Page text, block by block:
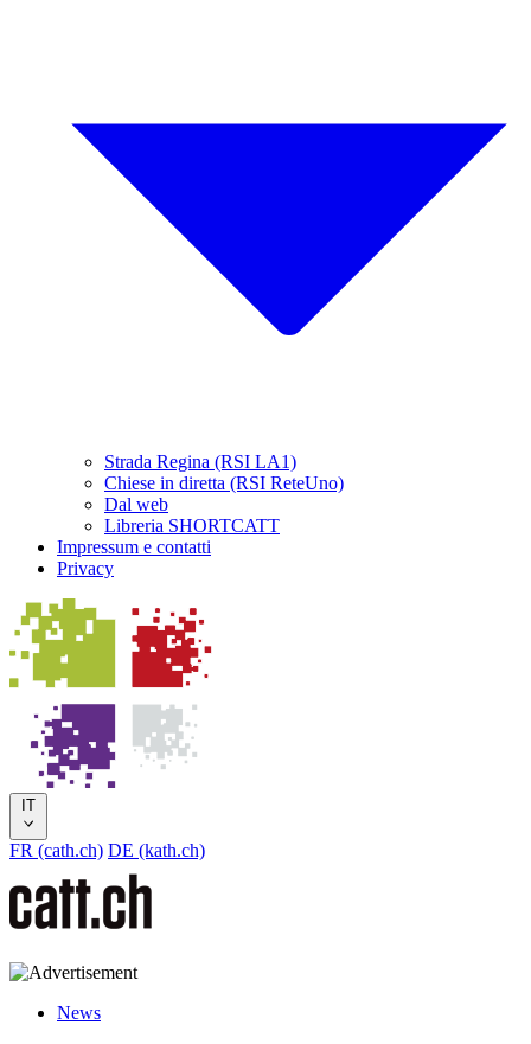
Strada Regina (RSI LA1)
Chiese in diretta (RSI ReteUno)
Dal web
Libreria SHORTCATT
Impressum e contatti
Privacy
IT
FR (cath.ch) DE (kath.ch)
News